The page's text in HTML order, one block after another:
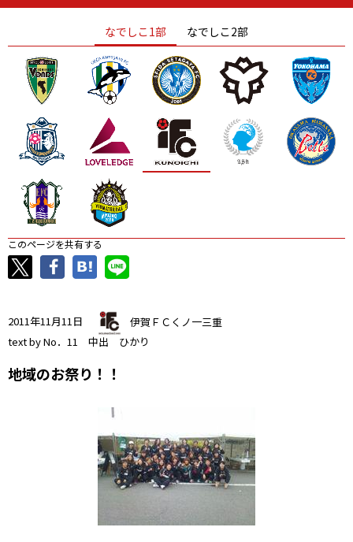
ニッパツ
ニッパツ 名古屋
石人の星
静岡 愛媛Ｌ
なでしこ1部 なでしこ2部
このページを共有する
2011年11月11日
伊賀ＦＣくノ一三重
text by No．11 中出 ひかり
地域のお祭り！！